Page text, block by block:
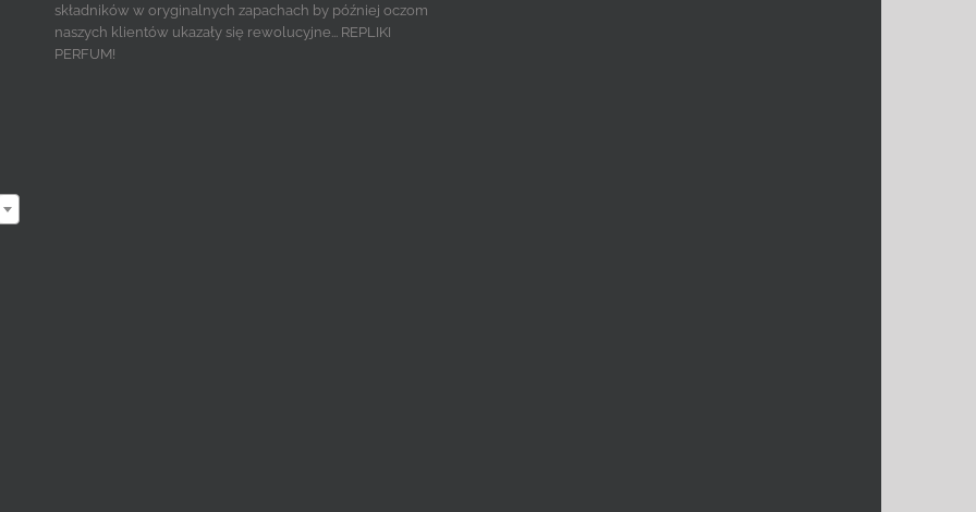
składników w oryginalnych zapachach by później oczom
naszych klientów ukazały się rewolucyjne... REPLIKI
PERFUM!